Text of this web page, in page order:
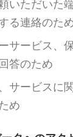
いただいた
る連絡のた
サービス、
答のため
サービスに
め